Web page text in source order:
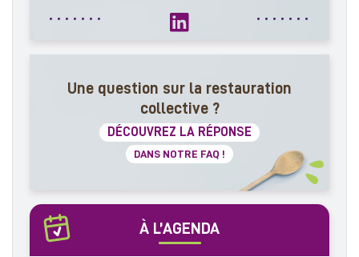
Une question sur la restauration
collective ?
DÉCOUVREZ LA RÉPONSE
DANS NOTRE FAQ !
À L’AGENDA